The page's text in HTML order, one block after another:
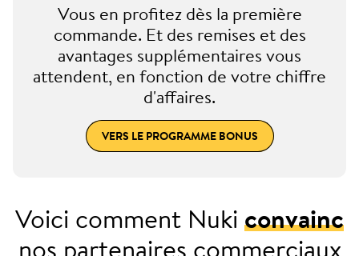
Vous en profitez dès la première
commande. Et des remises et des
avantages supplémentaires vous
attendent, en fonction de votre chiffre
d'affaires.
VERS LE PROGRAMME BONUS
Voici comment Nukiconvainc